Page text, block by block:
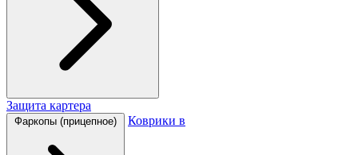
Защита картера
Фаркопы (прицепное) Коврики в